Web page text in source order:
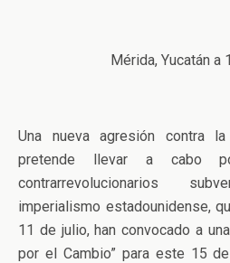
Mérida, Yucatán a
Una nueva agresión contra
pretende llevar a cabo
contrarrevolucionarios
imperialismo estadounidense,
11 de julio, han convocado a
por el Cambio” para este 15